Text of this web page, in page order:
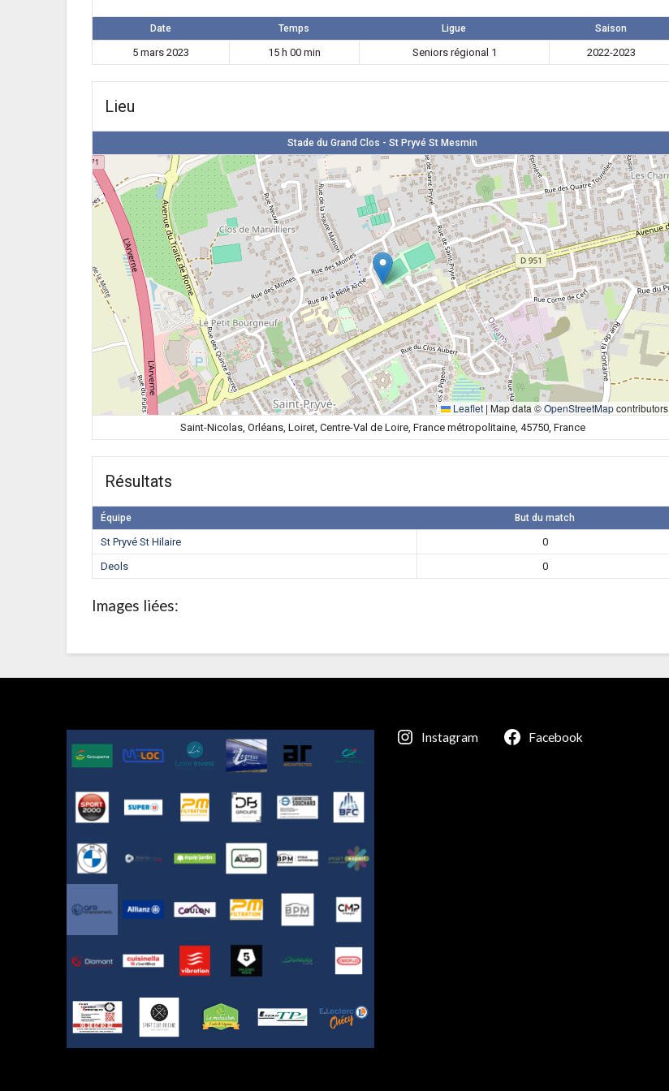
Date Temps Ligue Saison
5 mars 2023 15 h 00 min Seniors régional 1 2022-2023
Lieu
Stade du Grand Clos - St Pryvé St Mesmin
Leaflet | Map data ©OpenStreetMapcontributors
Saint-Nicolas, Orléans, Loiret, Centre-Val de Loire, France métropolitaine, 45750, France
Résultats
Équipe But du match
St Pryvé St Hilaire
0
Deols
0
Images liées:
Instagram Facebook